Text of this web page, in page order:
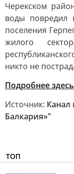
Черекском
воды повредил
поселения
жилого
никто не
Подробнее здесь
Источник:
Балкария»"
ТОП